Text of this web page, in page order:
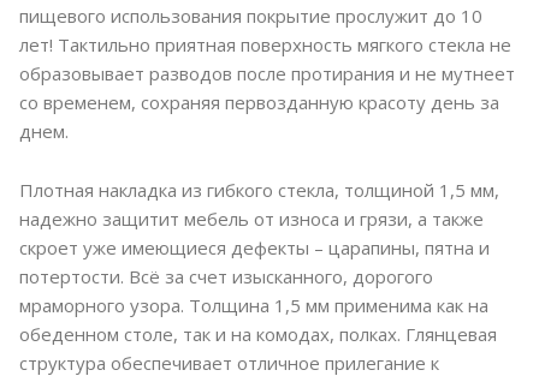
пищевого использования покрытие прослужит до 10
лет! Тактильно приятная поверхность мягкого стекла не
образовывает разводов после протирания и не мутнеет
со временем, сохраняя первозданную красоту день за
днем.
Плотная накладка из гибкого стекла, толщиной 1,5 мм,
надежно защитит мебель от износа и грязи, а также
скроет уже имеющиеся дефекты – царапины, пятна и
потертости. Всё за счет изысканного, дорогого
мраморного узора. Толщина 1,5 мм применима как на
обеденном столе, так и на комодах, полках. Глянцевая
структура обеспечивает отличное прилегание к